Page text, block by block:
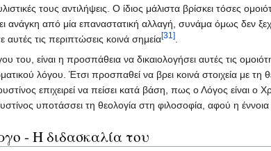
υλιστικές τους αντιλήψεις. Ο ίδιος μάλιστα βρίσκει
ανάγκη από μία επαναστατική αλλαγή, συνάμα όμως δεν
τις περιπτώσεις κοινά σημεία[31].
του, είναι η προσπάθεια να δικαιολογήσει αυτές τις
λόγου. Έτσι προσπαθεί να βρει κοινά στοιχεία με
επιχειρεί να πείσει κατά βάση, πως ο Λόγος είναι ο
υποτάσσει τη θεολογία στη φιλοσοφία, αφού η
- Η διδασκαλία του